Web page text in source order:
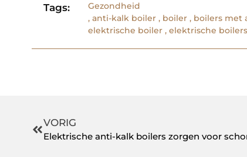
Tags:
Gezondheid
,anti-kalk boiler , boiler , boilers met
elektrische boiler ,elektrische boilers
VORIG
Elektrische anti-kalk boilers zorgen voor